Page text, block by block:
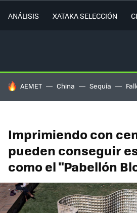
ANÁLISIS XATAKA SELECCIÓN
HOY SE HABLA DE
AEMET China Sequía
Imprimiendo con
pueden conseguir
como el "Pabellón